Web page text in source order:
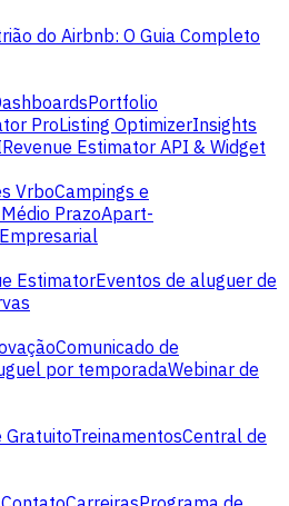
do Airbnb: O Guia Completo
Portfolio
ProListing OptimizerInsights
Revenue Estimator API & Widget
VrboCampings e
PrazoApart-
Empresarial
EstimatorEventos de aluguer de
Comunicado de
por temporadaWebinar de
GratuitoTreinamentosCentral de